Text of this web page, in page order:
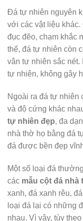
Đá tự nhiên nguyên
với các vật liệu
đục đẽo, chạm khắc
thế, đá tự nhiên còn
vân tự nhiên sắc nét.
tự nhiên, không gây
Ngoài ra đá tự nhiên
và độ cứng khác
tự nhiên đẹp, đa
nhà thờ họ bằng đá
đá được bền đẹp
Một số loại đá
các mẫu cột đá nhà
xanh, đá xanh rêu,
loại đá lại có những
nhau. Vì vậy, tùy